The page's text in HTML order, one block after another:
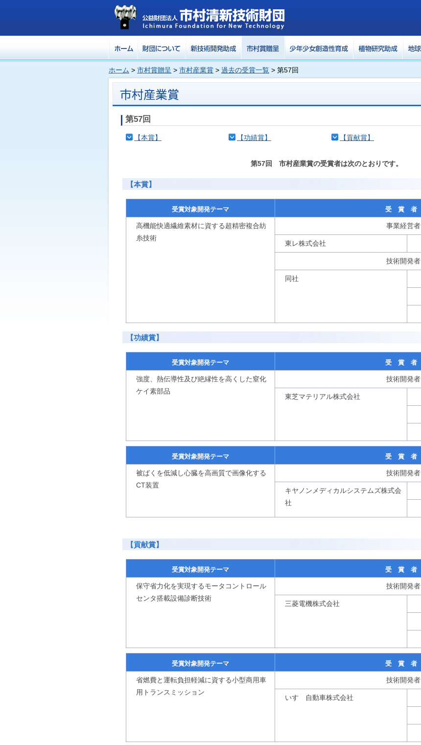
ホーム > 市村賞贈呈 > 市村産業賞 > 過去の受賞一覧 > 第57回
第57回
【本賞】 【功績賞】 【貢献賞】
第57回 市村産業賞の受賞者は次のとおりです。
【本賞】
受賞対象開発テーマ 受 賞 者
高機能快適繊維素材に資する超精密複合紡
糸技術
事業経営者
東レ株式会社
技術開発者
同社
【功績賞】
受賞対象開発テーマ 受 賞 者
強度、熱伝導性及び絶縁性を高くした窒化
ケイ素部品
技術開発者
東芝マテリアル株式会社
受賞対象開発テーマ 受 賞 者
被ばくを低減し心臓を高画質で画像化する
CT装置
技術開発者
キヤノンメディカルシステムズ株式会
社
【貢献賞】
受賞対象開発テーマ 受 賞 者
保守省力化を実現するモータコントロール
センタ搭載設備診断技術
技術開発者
三菱電機株式会社
受賞対象開発テーマ 受 賞 者
省燃費と運転負担軽減に資する小型商用車
用トランスミッション
技術開発者
いすゞ自動車株式会社